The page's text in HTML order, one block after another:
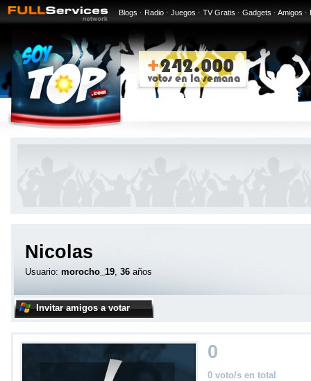
Blogs · Radio · Juegos · TV Gratis · Gadgets · Amigos ·
Nicolas
Usuario: morocho_19, 36 años
Invitar amigos a votar
0
0 voto/s en total